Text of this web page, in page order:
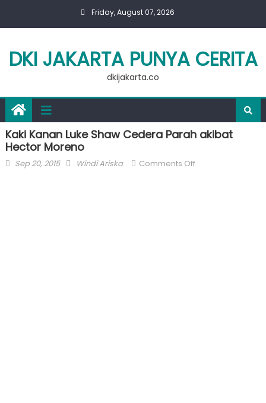
Friday, August 07, 2026
DKI JAKARTA PUNYA CERITA
dkijakarta.co
Kaki Kanan Luke Shaw Cedera Parah akibat
Hector Moreno
Posted
Sep 20, 2015 Author
Windi Ariska Comments Offon